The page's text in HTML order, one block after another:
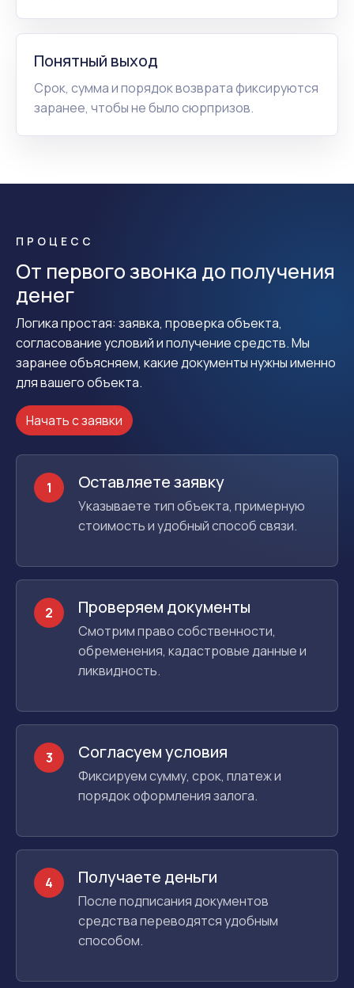
Понятный выход
Срок, сумма и порядок возврата фиксируются
заранее, чтобы не было сюрпризов.
ПРОЦЕСС
От первого звонка до получения
денег
Логика простая: заявка, проверка объекта,
согласование условий и получение средств. Мы
заранее объясняем, какие документы нужны именно
для вашего объекта.
Начать с заявки
1 Оставляете заявку
Указываете тип объекта, примерную
стоимость и удобный способ связи.
2 Проверяем документы
Смотрим право собственности,
обременения, кадастровые данные и
ликвидность.
3 Согласуем условия
Фиксируем сумму, срок, платеж и
порядок оформления залога.
4 Получаете деньги
После подписания документов
средства переводятся удобным
способом.